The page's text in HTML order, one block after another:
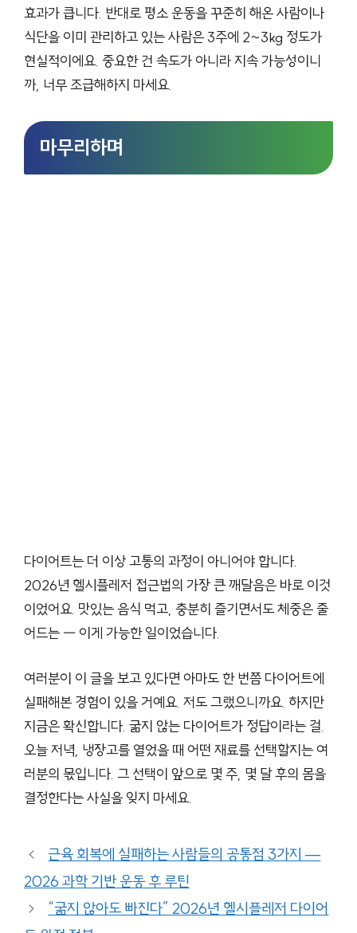
효과가 큽니다. 반대로 평소 운동을 꾸준히 해온 사람이나
식단을 이미 관리하고 있는 사람은 3주에 2~3kg 정도가
현실적이에요. 중요한 건 속도가 아니라 지속 가능성이니
까, 너무 조급해하지 마세요.
마무리하며
다이어트는 더 이상 고통의 과정이 아니어야 합니다.
2026년 헬시플레저 접근법의 가장 큰 깨달음은 바로 이것
이었어요. 맛있는 음식 먹고, 충분히 즐기면서도 체중은 줄
어드는 — 이게 가능한 일이었습니다.
여러분이 이 글을 보고 있다면 아마도 한 번쯤 다이어트에
실패해본 경험이 있을 거예요. 저도 그랬으니까요. 하지만
지금은 확신합니다. 굶지 않는 다이어트가 정답이라는 걸.
오늘 저녁, 냉장고를 열었을 때 어떤 재료를 선택할지는 여
러분의 몫입니다. 그 선택이 앞으로 몇 주, 몇 달 후의 몸을
결정한다는 사실을 잊지 마세요.
근육 회복에 실패하는 사람들의 공통점 3가지 —
2026 과학 기반 운동 후 루틴
“굶지 않아도 빠진다” 2026년 헬시플레저 다이어